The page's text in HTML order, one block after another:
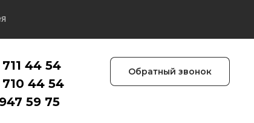
44 54
44 54
59 75
Обратный звонок